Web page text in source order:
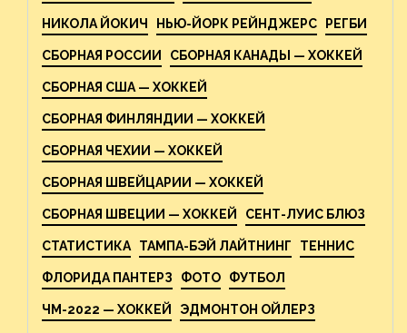
НИКОЛА ЙОКИЧ НЬЮ-ЙОРК РЕЙНДЖЕРС РЕГБИ
СБОРНАЯ РОССИИ СБОРНАЯ КАНАДЫ — ХОККЕЙ
СБОРНАЯ США — ХОККЕЙ
СБОРНАЯ ФИНЛЯНДИИ — ХОККЕЙ
СБОРНАЯ ЧЕХИИ — ХОККЕЙ
СБОРНАЯ ШВЕЙЦАРИИ — ХОККЕЙ
СБОРНАЯ ШВЕЦИИ — ХОККЕЙ СЕНТ-ЛУИС БЛЮЗ
СТАТИСТИКА ТАМПА-БЭЙ ЛАЙТНИНГ ТЕННИС
ФЛОРИДА ПАНТЕРЗ ФОТО ФУТБОЛ
ЧМ-2022 — ХОККЕЙ ЭДМОНТОН ОЙЛЕРЗ